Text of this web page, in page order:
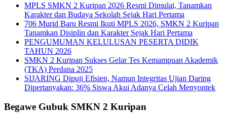
MPLS SMKN 2 Kuripan 2026 Resmi Dimulai, Tanamkan
Karakter dan Budaya Sekolah Sejak Hari Pertama
706 Murid Baru Resmi Ikuti MPLS 2026, SMKN 2 Kuripan
Tanamkan Disiplin dan Karakter Sejak Hari Pertama
PENGUMUMAN KELULUSAN PESERTA DIDIK
TAHUN 2026
SMKN 2 Kuripan Sukses Gelar Tes Kemampuan Akademik
(TKA) Perdana 2025
SIJARING Dipuji Efisien, Namun Integritas Ujian Daring
Dipertanyakan: 36% Siswa Akui Adanya Celah Menyontek
Begawe Gubuk SMKN 2 Kuripan